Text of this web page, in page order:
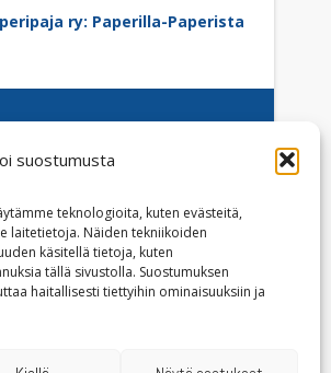
suostumusta
teknologioita, kuten evästeitä,
laitetietoja. Näiden tekniikoiden
käsitellä tietoja, kuten
tällä sivustolla. Suostumuksen
haitallisesti tiettyihin ominaisuuksiin ja
ry: Paperilla-Paperista
Tilaa uutiskirje
Tietoja evästeistä